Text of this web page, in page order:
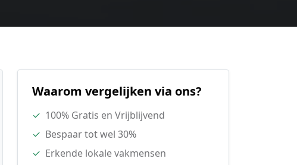
Waarom vergelijken via ons?
✓ 100% Gratis en Vrijblijvend
✓ Bespaar tot wel 30%
✓ Erkende lokale vakmensen